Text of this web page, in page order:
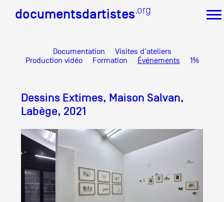
documentsdartistes.org
documentsdartistes.org
Documents d'artistes PACA
Partenaires
Crédits
Documentation
Visites d'ateliers
Production vidéo
Formation
Événements
1% œuvres dans l'espace public
Documentation
Visites d'ateliers
Production vidéo
Formation Événements 1%
Dessins Extimes, Maison Salvan,
Labège, 2021